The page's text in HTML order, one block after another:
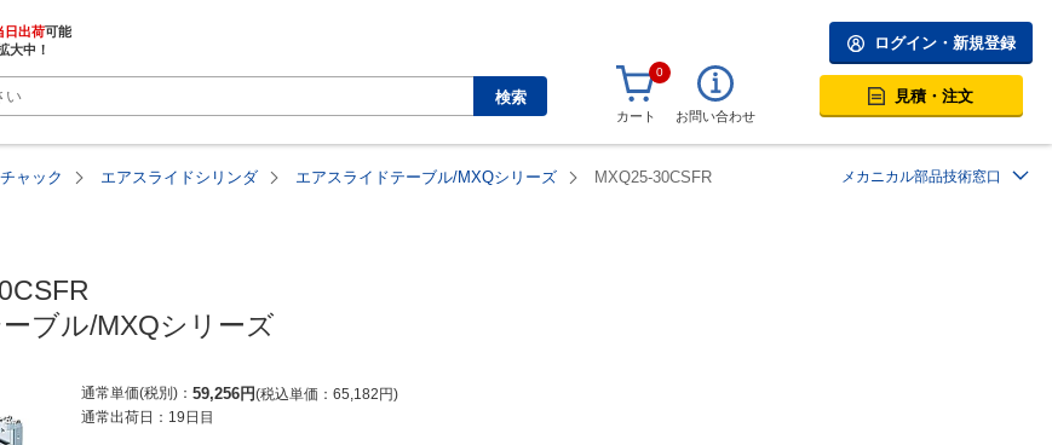
日出荷
大中！
検索
ログイン・新規登録
0
カート お問い合わせ
見積・注文
ャック エアスライドシリンダ エアスライドテーブル/MXQシリーズ MXQ25-30CSFR メカニカル部品技術窓口
ブル/MXQシリーズ
通常単価(税別) 59,256円 税込単価 65,182円
通常出荷日： 19日目